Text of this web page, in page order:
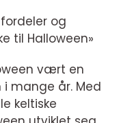
og
til Halloween»
vært en
mange år. Med
keltiske